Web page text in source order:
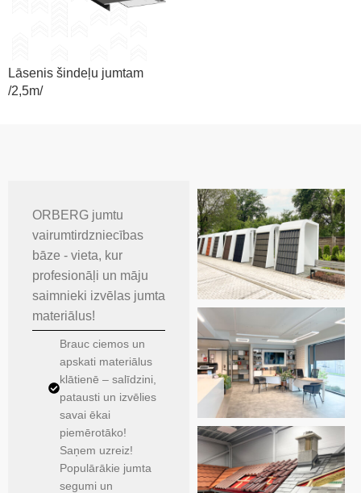
Lāsenis šindeļu jumtam
/2,5m/
ORBERG jumtu
vairumtirdzniecības
bāze - vieta, kur
profesionāļi un māju
saimnieki izvēlas jumta
materiālus!
Brauc ciemos un
apskati materiālus
klātienē – salīdzini,
patausti un izvēlies
savai ēkai
piemērotāko!
Saņem uzreiz!
Populārākie jumta
segumi un